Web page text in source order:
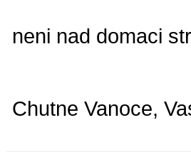
neni nad domaci
Chutne Vanoce,